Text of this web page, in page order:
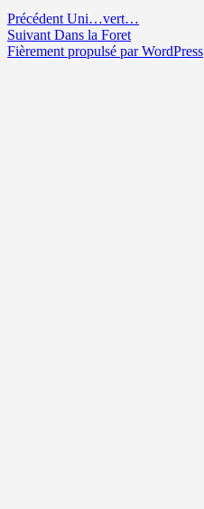
Navigation
de
Précédent Article
précédent :
Uni…vert…
Suivant Article
suivant :
Dans la Foret
Fièrement propulsé par WordPress